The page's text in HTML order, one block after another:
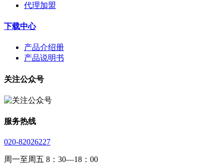
代理加盟
下载中心
产品介绍册
产品说明书
关注公众号
服务热线
020-82026227
周一至周五 8：30—18：00